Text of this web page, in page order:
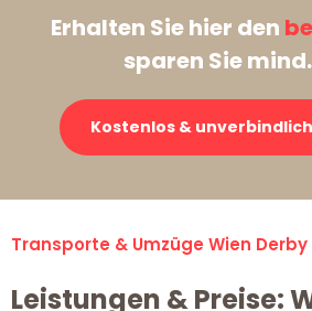
Erhalten Sie hier den
sparen Sie
Kostenlos &
Transporte & Umzüge Wien Derby
Leistungen & Preise: